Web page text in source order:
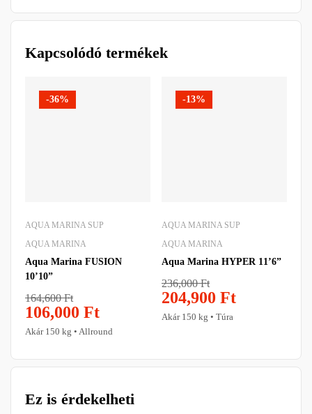
Kapcsolódó termékek
-36%
AQUA MARINA SUP
AQUA MARINA
Aqua Marina FUSION
10’10”
164,600Ft
106,000 Ft
Akár 150 kg • Allround
-13%
AQUA MARINA SUP
AQUA MARINA
Aqua Marina HYPER 11’6”
236,000Ft
204,900 Ft
Akár 150 kg • Túra
Ez is érdekelheti